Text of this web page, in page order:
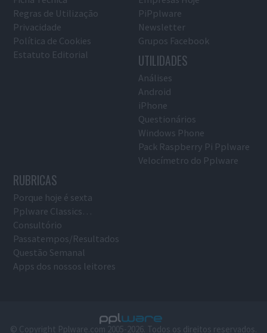
Regras de Utilização
Privacidade
Política de Cookies
Estatuto Editorial
PiPplware
Newsletter
Grupos Facebook
UTILIDADES
Análises
Android
iPhone
Questionários
Windows Phone
Pack Raspberry Pi Pplware
Velocímetro do Pplware
RUBRICAS
Porque hoje é sexta
Pplware Classics…
Consultório
Passatempos/Resultados
Questão Semanal
Apps dos nossos leitores
© Copyright Pplware.com 2005-2026. Todos os direitos reservados.